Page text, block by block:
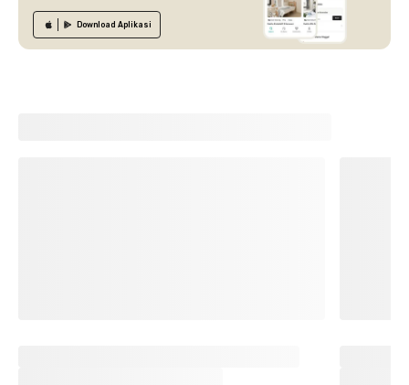
Download Aplikasi